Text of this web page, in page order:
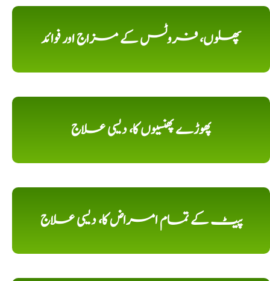
پھلوں، فروٹس کے مزاج اور فوائد
پھوڑے پھنسیوں کا، دیسی علاج
پیٹ کے تمام امراض کا، دیسی علاج